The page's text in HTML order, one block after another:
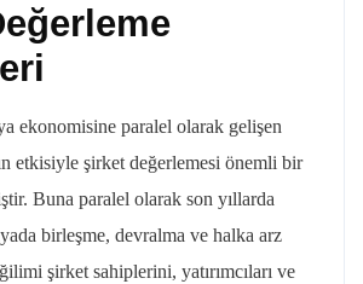
ekonomisine paralel olarak gelişen
etkisiyle şirket değerlemesi önemli bir
Buna paralel olarak son yıllarda
birleşme, devralma ve halka arz
şirket sahiplerini, yatırımcıları ve